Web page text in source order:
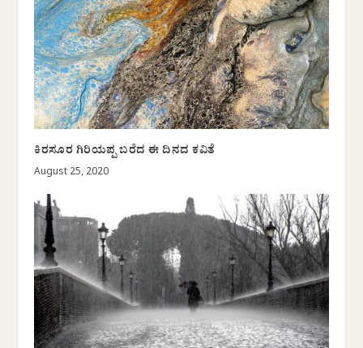
ಕಿರಸೂರ ಗಿರಿಯಪ್ಪ ಬರೆದ ಈ ದಿನದ ಕವಿತೆ
August 25, 2020